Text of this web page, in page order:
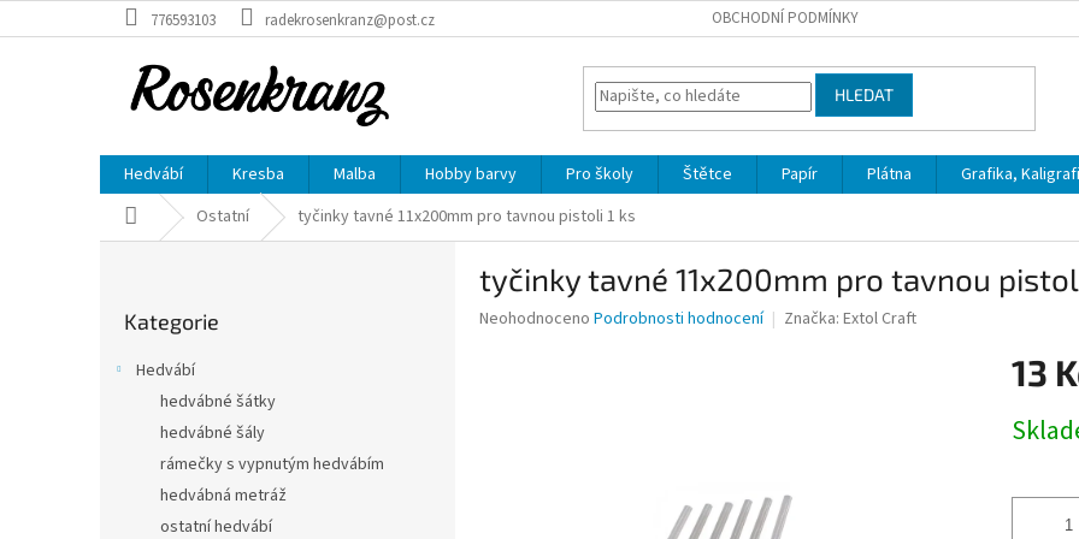
na
776593103 radekrosenkranz@post.cz OBCHODNÍ PODMÍNKY
HLEDAT
Hedvábí Kresba Malba Hobby barvy Pro školy Štětce Papír Plátna Grafika,
Domů Ostatní tyčinky tavné 11x200mm pro tavnou pistoli 1 ks
kategorie
Kategorie
Hedvábí
hedvábné šátky
hedvábné šály
rámečky s vypnutým hedvábím
hedvábná metráž
ostatní hedvábí
tyčinky tavné 11x200mm pro tavnou
Průměrné
Neohodnoceno Podrobnosti hodnocení Značka: Extol Craft
13
cena: